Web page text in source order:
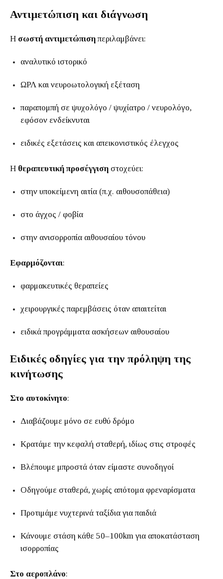
Αντιμετώπιση και διάγνωση
Η σωστή αντιμετώπιση περιλαμβάνει:
αναλυτικό ιστορικό
ΩΡΛ και νευροωτολογική εξέταση
παραπομπή σε ψυχολόγο / ψυχίατρο / νευρολόγο,
εφόσον ενδείκνυται
ειδικές εξετάσεις και απεικονιστικός έλεγχος
Η θεραπευτική προσέγγιση στοχεύει:
στην υποκείμενη αιτία (π.χ. αιθουσοπάθεια)
στο άγχος / φοβία
στην ανισορροπία αιθουσαίου τόνου
Εφαρμόζονται:
φαρμακευτικές θεραπείες
χειρουργικές παρεμβάσεις όταν απαιτείται
ειδικά προγράμματα ασκήσεων αιθουσαίου
Ειδικές οδηγίες για την πρόληψη της
κινήτωσης
Στο αυτοκίνητο:
Διαβάζουμε μόνο σε ευθύ δρόμο
Κρατάμε την κεφαλή σταθερή, ιδίως στις στροφές
Βλέπουμε μπροστά όταν είμαστε συνοδηγοί
Οδηγούμε σταθερά, χωρίς απότομα φρεναρίσματα
Προτιμάμε νυχτερινά ταξίδια για παιδιά
Κάνουμε στάση κάθε 50–100km για αποκατάσταση
ισορροπίας
Στο αεροπλάνο: